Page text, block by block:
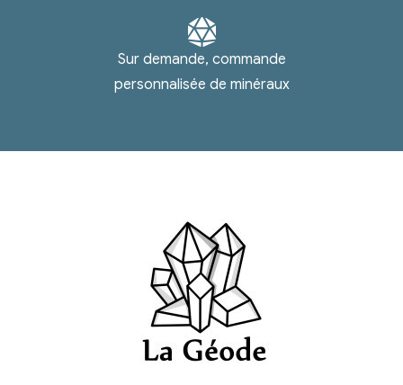
Sur demande, commande
personnalisée de minéraux